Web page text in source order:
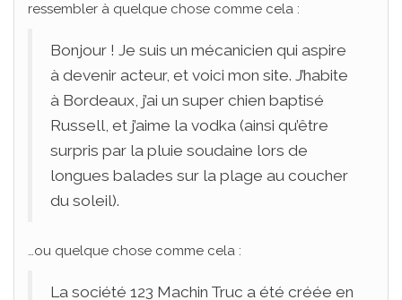
ressembler à quelque chose comme cela :
Bonjour ! Je suis un mécanicien qui aspire
à devenir acteur, et voici mon site. J’habite
à Bordeaux, j’ai un super chien baptisé
Russell, et j’aime la vodka (ainsi qu’être
surpris par la pluie soudaine lors de
longues balades sur la plage au coucher
du soleil).
…ou quelque chose comme cela :
La société 123 Machin Truc a été créée en